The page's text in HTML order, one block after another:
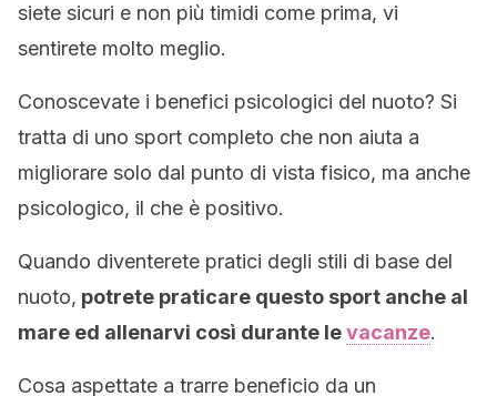
siete sicuri e non più timidi come prima, vi
sentirete molto meglio.
Conoscevate i benefici psicologici del nuoto? Si
tratta di uno sport completo che non aiuta a
migliorare solo dal punto di vista fisico, ma anche
psicologico, il che è positivo.
Quando diventerete pratici degli stili di base del
nuoto, potrete praticare questo sport anche al
mare ed allenarvi così durante levacanze.
Cosa aspettate a trarre beneficio da un